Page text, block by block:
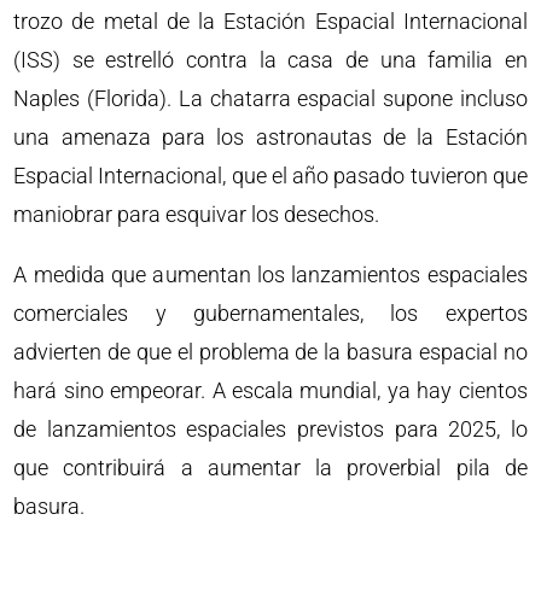
trozo de metal de la Estación Espacial Internacional
(ISS) se estrelló contra la casa de una familia en
Naples (Florida). La chatarra espacial supone incluso
una amenaza para los astronautas de la Estación
Espacial Internacional, que el año pasado tuvieron que
maniobrar para esquivar los desechos.
A medida que aumentan los lanzamientos espaciales
comerciales y gubernamentales, los expertos
advierten de que el problema de la basura espacial no
hará sino empeorar. A escala mundial, ya hay cientos
de lanzamientos espaciales previstos para 2025, lo
que contribuirá a aumentar la proverbial pila de
basura.